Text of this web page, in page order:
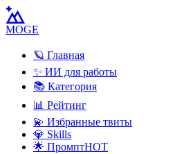
MOGE
🪐 Главная
✨ ИИ для работы
📚 Категория
📊 Рейтинг
💫 Избранные твиты
💎 Skills
🌟 ПромптHOT